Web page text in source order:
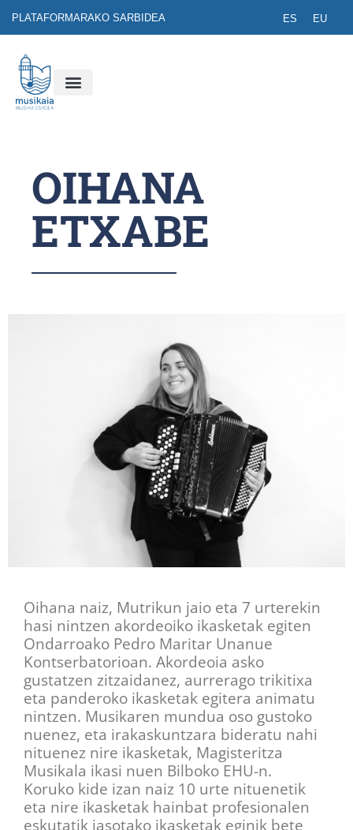
PLATAFORMARAKO SARBIDEA ES EU
OIHANA
ETXABE
Oihana naiz, Mutrikun jaio eta 7 urterekin
hasi nintzen akordeoiko ikasketak egiten
Ondarroako Pedro Maritar Unanue
Kontserbatorioan. Akordeoia asko
gustatzen zitzaidanez, aurrerago trikitixa
eta panderoko ikasketak egitera animatu
nintzen. Musikaren mundua oso gustoko
nuenez, eta irakaskuntzara bideratu nahi
nituenez nire ikasketak, Magisteritza
Musikala ikasi nuen Bilboko EHU-n.
Koruko kide izan naiz 10 urte nituenetik
eta nire ikasketak hainbat profesionalen
eskutatik jasotako ikasketak eginik bete